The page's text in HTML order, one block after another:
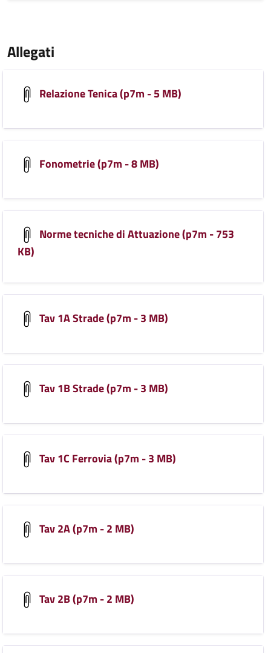
Allegati
Relazione Tenica (p7m - 5 MB)
Fonometrie (p7m - 8 MB)
Norme tecniche di Attuazione (p7m - 753
KB)
Tav 1A Strade (p7m - 3 MB)
Tav 1B Strade (p7m - 3 MB)
Tav 1C Ferrovia (p7m - 3 MB)
Tav 2A (p7m - 2 MB)
Tav 2B (p7m - 2 MB)